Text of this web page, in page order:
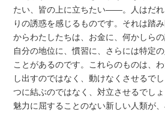
たい、皆の上に立ちたい――。人はだ
りの誘惑を感じるものです。それは踏
からわたしたちは、お金に、何かしらの
自分の地位に、慣習に、さらには特定
ことがあるのです。これらのものは、
し出すのではなく、動けなくさせるで
つに結ぶのではなく、対立させるでし
魅力に屈することのない新しい人類が